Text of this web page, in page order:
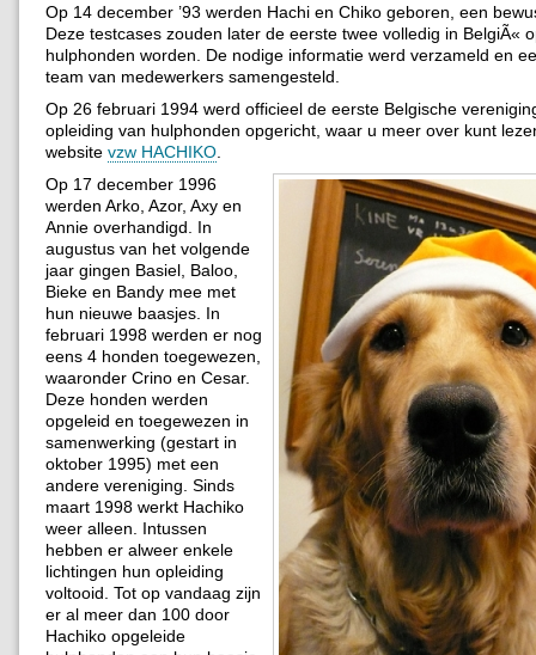
Op 14 december ’93 werden Hachi en Chiko geboren, een
Deze testcases zouden later de eerste twee volledig in BelgiÃ«
hulphonden worden. De nodige informatie werd verzameld en
team van medewerkers samengesteld.
Op 26 februari 1994 werd officieel de eerste Belgische
opleiding van hulphonden opgericht, waar u meer over kunt
website vzw HACHIKO
Op 17 december 1996
werden Arko, Azor, Axy en
Annie overhandigd. In
augustus van het volgende
jaar gingen Basiel, Baloo,
Bieke en Bandy mee met
hun nieuwe baasjes. In
februari 1998 werden er nog
eens 4 honden toegewezen,
waaronder Crino en Cesar.
Deze honden werden
opgeleid en toegewezen in
samenwerking (gestart in
oktober 1995) met een
andere vereniging. Sinds
maart 1998 werkt Hachiko
weer alleen. Intussen
hebben er alweer enkele
lichtingen hun opleiding
voltooid. Tot op vandaag zijn
er al meer dan 100 door
Hachiko opgeleide